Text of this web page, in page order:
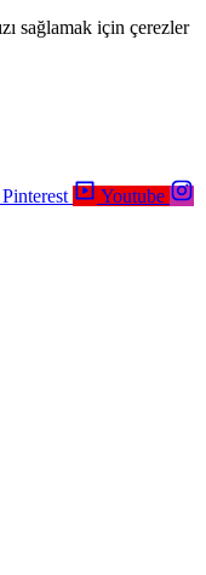
sağlamak için çerezler
Pinterest
Youtube